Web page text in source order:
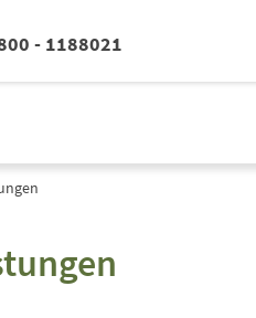
- 1188021